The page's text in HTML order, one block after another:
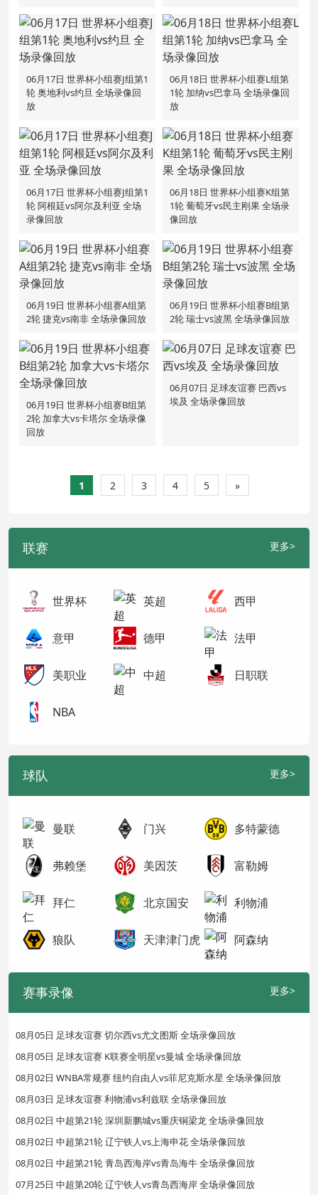
06月17日 世界杯小组赛J组第1
轮 奥地利vs约旦 全场录像回
放
06月18日 世界杯小组赛L组第
1轮 加纳vs巴拿马 全场录像回
放
06月17日 世界杯小组赛J组第1
轮 阿根廷vs阿尔及利亚 全场
录像回放
06月18日 世界杯小组赛K组第
1轮 葡萄牙vs民主刚果 全场录
像回放
06月19日 世界杯小组赛A组第
2轮 捷克vs南非 全场录像回放
06月19日 世界杯小组赛B组第
2轮 瑞士vs波黑 全场录像回放
06月19日 世界杯小组赛B组第
2轮 加拿大vs卡塔尔 全场录像
回放
06月07日 足球友谊赛 巴西vs
埃及 全场录像回放
1 2 3 4 5 »
联赛 更多>
世界杯 英超 西甲
意甲 德甲 法甲
美职业 中超 日职联
NBA
球队 更多>
曼联 门兴 多特蒙德
弗赖堡 美因茨 富勒姆
拜仁 北京国安 利物浦
狼队 天津津门虎 阿森纳
赛事录像 更多>
08月05日 足球友谊赛 切尔西vs尤文图斯 全场录像回放
08月05日 足球友谊赛 K联赛全明星vs曼城 全场录像回放
08月02日 WNBA常规赛 纽约自由人vs菲尼克斯水星 全场录像回放
08月03日 足球友谊赛 利物浦vs利兹联 全场录像回放
08月02日 中超第21轮 深圳新鹏城vs重庆铜梁龙 全场录像回放
08月02日 中超第21轮 辽宁铁人vs上海申花 全场录像回放
08月02日 中超第21轮 青岛西海岸vs青岛海牛 全场录像回放
07月25日 中超第20轮 辽宁铁人vs青岛西海岸 全场录像回放